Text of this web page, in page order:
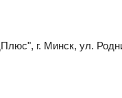
г. Минск, ул.